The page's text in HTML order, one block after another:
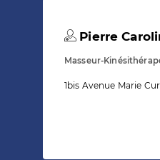
Pierre
Masseur-
1bis Avenue Marie